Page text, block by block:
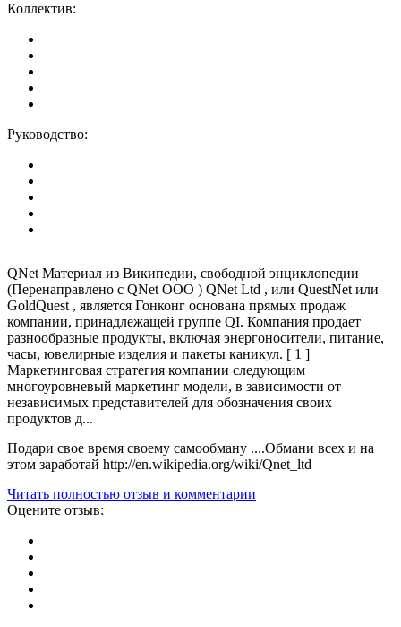
Коллектив:
Руководство:
QNet Материал из Википедии, свободной энциклопедии
(Перенаправлено с QNet ООО ) QNet Ltd , или QuestNet или
GoldQuest , является Гонконг основана прямых продаж
компании, принадлежащей группе QI. Компания продает
разнообразные продукты, включая энергоносители, питание,
часы, ювелирные изделия и пакеты каникул. [ 1 ]
Маркетинговая стратегия компании следующим
многоуровневый маркетинг модели, в зависимости от
независимых представителей для обозначения своих
продуктов д...
Подари свое время своему самообману ....Обмани всех и на
этом заработай http://en.wikipedia.org/wiki/Qnet_ltd
Читать полностью отзыв и комментарии
Оцените отзыв: